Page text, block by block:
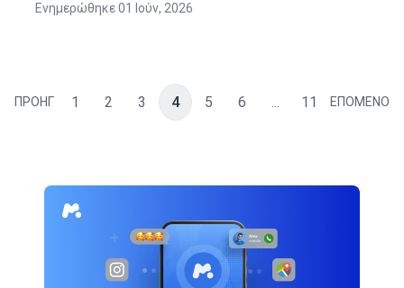
Ενημερώθηκε 01 Ιούν, 2026
ΠΡΟΗΓ 1 2 3 4 5 6 ... 11 ΕΠΟΜΕΝΟ